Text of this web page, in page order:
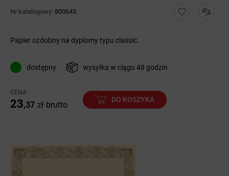
Nr katalogowy: 800643
Papier ozdobny na dyplomy typu classic.
dostępny wysyłka w ciągu 48 godzin.
CENA
23,37 zł brutto
DO KOSZYKA